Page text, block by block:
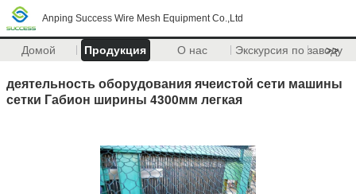
Anping Success Wire Mesh Equipment Co.,Ltd
Домой Продукция О нас Экскурсия по заводу
>>
деятельность оборудования ячеистой сети машины
сетки Габион ширины 4300мм легкая